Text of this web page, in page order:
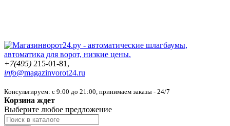
+7(495) 215-01-81,
info@magazinvorot24.ru
Консультируем: с 9:00 до 21:00, принимаем заказы - 24/7
Корзина ждет
Выберите любое предложение